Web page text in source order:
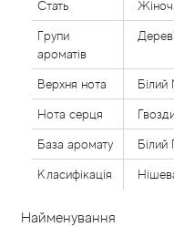
Стать
Групи
ароматів
Верхня нота
Нота серця
База аромату Білий
Класифікація
Найменування